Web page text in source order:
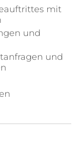
mit
und
und